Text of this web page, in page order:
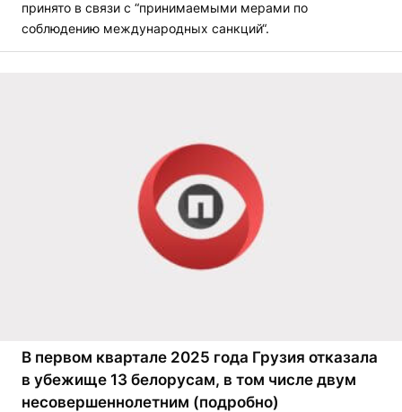
принято в связи с “принимаемыми мерами по
соблюдению международных санкций“.
В первом квартале 2025 года Грузия отказала
в убежище 13 белорусам, в том числе двум
несовершеннолетним (подробно)